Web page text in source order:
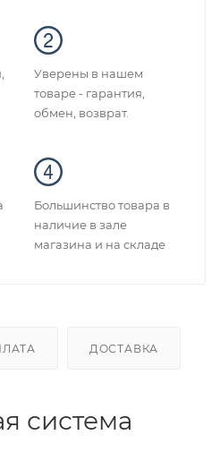
Уверены в нашем
товаре - гарантия,
обмен, возврат.
Большинство товара в
наличие в зале
магазина и на складе
ДОСТАВКА
система